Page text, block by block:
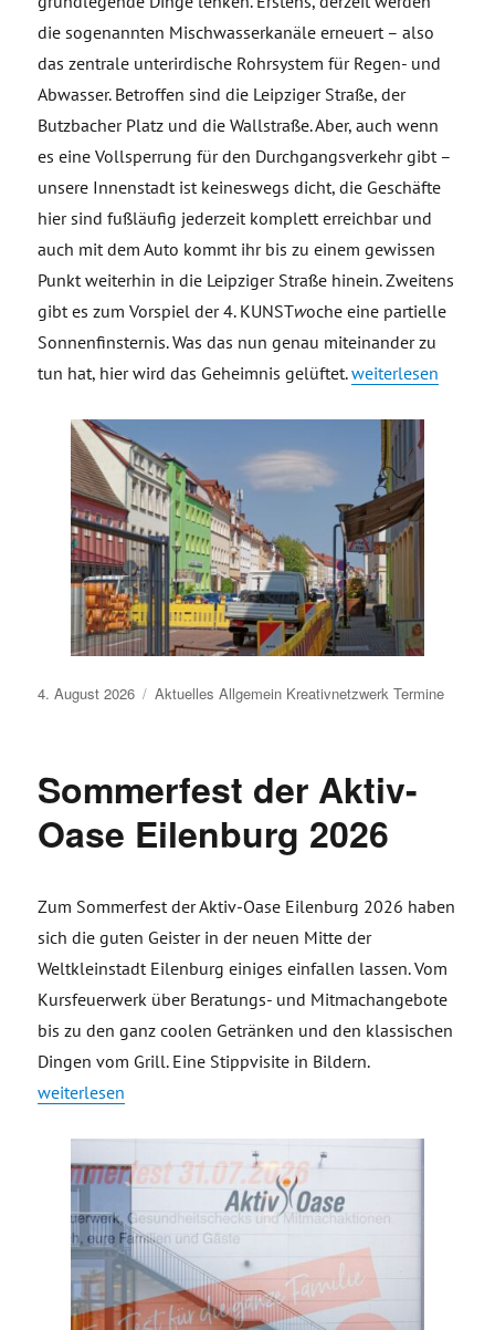
die sogenannten Mischwasserkanäle erneuert – also
das zentrale unterirdische Rohrsystem für Regen- und
Abwasser. Betroffen sind die Leipziger Straße, der
Butzbacher Platz und die Wallstraße. Aber, auch wenn
es eine Vollsperrung für den Durchgangsverkehr gibt –
unsere Innenstadt ist keineswegs dicht, die Geschäfte
hier sind fußläufig jederzeit komplett erreichbar und
auch mit dem Auto kommt ihr bis zu einem gewissen
Punkt weiterhin in die Leipziger Straße hinein. Zweitens
gibt es zum Vorspiel der 4. KUNSTwoche eine partielle
Sonnenfinsternis. Was das nun genau miteinander zu
tun hat, hier wird das Geheimnis gelüftet.„Innenstadt
weiterlesen
Veröffentlicht
4. August 2026 Aktuelles Allgemein Kreativnetzwerk Termine
Sommerfest der Aktiv-
Oase Eilenburg 2026
Zum Sommerfest der Aktiv-Oase Eilenburg 2026 haben
sich die guten Geister in der neuen Mitte der
Weltkleinstadt Eilenburg einiges einfallen lassen. Vom
Kursfeuerwerk über Beratungs- und Mitmachangebote
bis zu den ganz coolen Getränken und den klassischen
Dingen vom Grill. Eine Stippvisite in Bildern.
„Sommerfest der Aktiv-Oase Eilenburg 2026“
weiterlesen